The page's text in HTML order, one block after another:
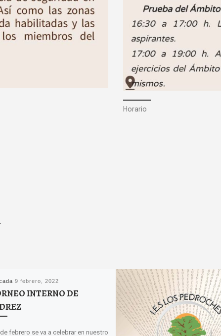
Horario
9 febrero, 2022
INTERNO DE
febrero se va a celebrar en nuestro